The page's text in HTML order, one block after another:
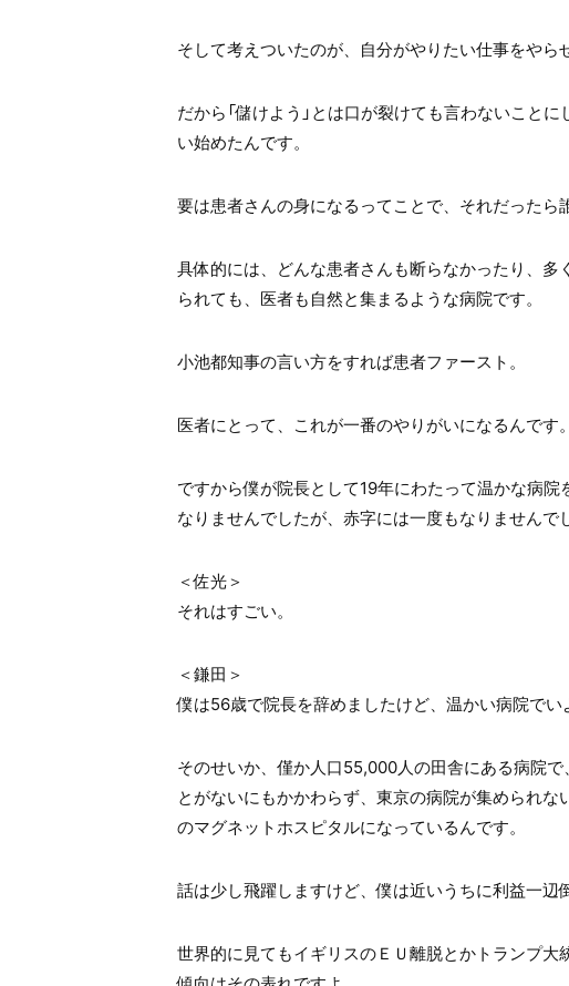
そして考えついたのが、自分がやりたい仕事をやら
だから「儲けよう」とは口が裂けても言わないこと
い始めたんです。
要は患者さんの身になるってことで、それだったら
具体的には、どんな患者さんも断らなかったり、
られても、医者も自然と集まるような病院です。
小池都知事の言い方をすれば患者ファースト。
医者にとって、これが一番のやりがいになるんです。
ですから僕が院長として19年にわたって温かな病
なりませんでしたが、赤字には一度もなりませんで
＜佐光＞
それはすごい。
＜鎌田＞
僕は56歳で院長を辞めましたけど、温かい病院でい
そのせいか、僅か人口55,000人の田舎にある病院
とがないにもかかわらず、東京の病院が集められ
のマグネットホスピタルになっているんです。
話は少し飛躍しますけど、僕は近いうちに利益一辺
世界的に見てもイギリスのＥＵ離脱とかトランプ